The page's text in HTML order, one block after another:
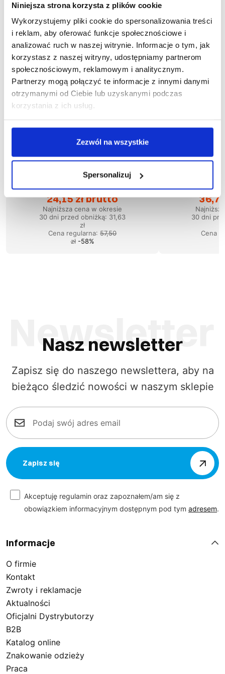
Niniejsza strona korzysta z plików cookie
Wykorzystujemy pliki cookie do spersonalizowania treści
i reklam, aby oferować funkcje społecznościowe i
analizować ruch w naszej witrynie. Informacje o tym, jak
korzystasz z naszej witryny, udostępniamy partnerom
społecznościowym, reklamowym i analitycznym.
Partnerzy mogą połączyć te informacje z innymi danymi
otrzymanymi od Ciebie lub uzyskanymi podczas
korzystania z ich usług.
Zezwól na wszystkie
Spersonalizuj
Wyprzedaż 58%
1-04-040
Bluza PIRAT
24,15 zł brutto
Najniższa cena w okresie
30 dni przed obniżką: 31,63
zł
Cena regularna: 57,50
zł -58%
Wyprzedaż 51
30 dni
Cena
Nasz newsletter
Zapisz się do naszego newslettera, aby na
bieżąco śledzić nowości w naszym sklepie
Zapisz się
Akceptuję regulamin oraz zapoznałem/am się z
obowiązkiem informacyjnym dostępnym pod tym adresem.
Informacje
O firmie
Kontakt
Zwroty i reklamacje
Aktualności
Oficjalni Dystrybutorzy
B2B
Katalog online
Znakowanie odzieży
Praca